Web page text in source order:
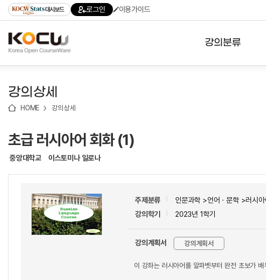
기
기
기
content)
가
대시보드 로그인 이용가이드
강의분류
강의상세
HOME 강의상세
초급 러시아어 회화 (1)
중앙대학교 이스토미나 일로나
주제분류
인문과학 >언어ㆍ문학 >러시
강의학기
2023년 1학기
강의계획서 강의계획서
이 강좌는 러시아어를 알파벳부터 완전 초보가